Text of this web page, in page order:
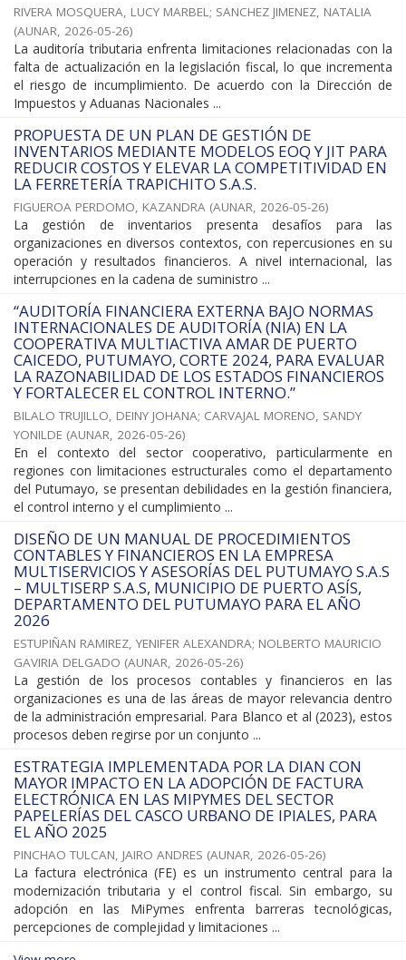
RIVERA MOSQUERA, LUCY MARBEL; SANCHEZ JIMENEZ, NATALIA
(AUNAR, 2026-05-26)
La auditoría tributaria enfrenta limitaciones relacionadas con la
falta de actualización en la legislación fiscal, lo que incrementa
el riesgo de incumplimiento. De acuerdo con la Dirección de
Impuestos y Aduanas Nacionales ...
PROPUESTA DE UN PLAN DE GESTIÓN DE
INVENTARIOS MEDIANTE MODELOS EOQ Y JIT PARA
REDUCIR COSTOS Y ELEVAR LA COMPETITIVIDAD EN
LA FERRETERÍA TRAPICHITO S.A.S.
FIGUEROA PERDOMO, KAZANDRA (AUNAR, 2026-05-26)
La gestión de inventarios presenta desafíos para las
organizaciones en diversos contextos, con repercusiones en su
operación y resultados financieros. A nivel internacional, las
interrupciones en la cadena de suministro ...
“AUDITORÍA FINANCIERA EXTERNA BAJO NORMAS
INTERNACIONALES DE AUDITORÍA (NIA) EN LA
COOPERATIVA MULTIACTIVA AMAR DE PUERTO
CAICEDO, PUTUMAYO, CORTE 2024, PARA EVALUAR
LA RAZONABILIDAD DE LOS ESTADOS FINANCIEROS
Y FORTALECER EL CONTROL INTERNO.”
BILALO TRUJILLO, DEINY JOHANA; CARVAJAL MORENO, SANDY
YONILDE (AUNAR, 2026-05-26)
En el contexto del sector cooperativo, particularmente en
regiones con limitaciones estructurales como el departamento
del Putumayo, se presentan debilidades en la gestión financiera,
el control interno y el cumplimiento ...
DISEÑO DE UN MANUAL DE PROCEDIMIENTOS
CONTABLES Y FINANCIEROS EN LA EMPRESA
MULTISERVICIOS Y ASESORÍAS DEL PUTUMAYO S.A.S
– MULTISERP S.A.S, MUNICIPIO DE PUERTO ASÍS,
DEPARTAMENTO DEL PUTUMAYO PARA EL AÑO
2026
ESTUPIÑAN RAMIREZ, YENIFER ALEXANDRA; NOLBERTO MAURICIO
GAVIRIA DELGADO (AUNAR, 2026-05-26)
La gestión de los procesos contables y financieros en las
organizaciones es una de las áreas de mayor relevancia dentro
de la administración empresarial. Para Blanco et al (2023), estos
procesos deben regirse por un conjunto ...
ESTRATEGIA IMPLEMENTADA POR LA DIAN CON
MAYOR IMPACTO EN LA ADOPCIÓN DE FACTURA
ELECTRÓNICA EN LAS MIPYMES DEL SECTOR
PAPELERÍAS DEL CASCO URBANO DE IPIALES, PARA
EL AÑO 2025
PINCHAO TULCAN, JAIRO ANDRES (AUNAR, 2026-05-26)
La factura electrónica (FE) es un instrumento central para la
modernización tributaria y el control fiscal. Sin embargo, su
adopción en las MiPymes enfrenta barreras tecnológicas,
percepciones de complejidad y limitaciones ...